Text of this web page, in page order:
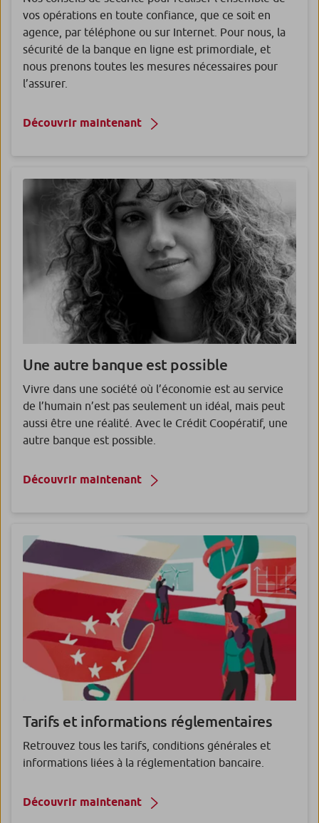
vos opérations en toute confiance, que ce soit en
agence, par téléphone ou sur Internet. Pour nous, la
sécurité de la banque en ligne est primordiale, et
nous prenons toutes les mesures nécessaires pour
l’assurer.
Découvrir maintenant
Une autre banque est possible
Vivre dans une société où l’économie est au service
de l’humain n’est pas seulement un idéal, mais peut
aussi être une réalité. Avec le Crédit Coopératif, une
autre banque est possible.
Découvrir maintenant
Tarifs et informations réglementaires
Retrouvez tous les tarifs, conditions générales et
informations liées à la réglementation bancaire.
Découvrir maintenant